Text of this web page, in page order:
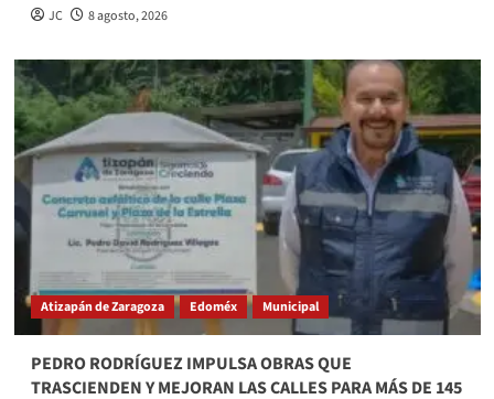
JC 8 agosto, 2026
Atizapán de Zaragoza Edoméx Municipal
PEDRO RODRÍGUEZ IMPULSA OBRAS QUE
TRASCIENDEN Y MEJORAN LAS CALLES PARA MÁS DE 145